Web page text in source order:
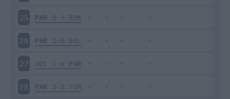
25 PAR 0-1 ROM
26 PAR 2-0 BOL
27 UDI 1-0 PAR
28 PAR 2-2 TOR